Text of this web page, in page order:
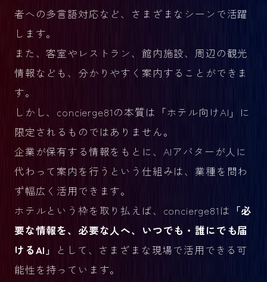
者への多言語対応など、さまざまなシーンで活躍
します。
また、客室やレストラン、館内施設、周辺の観光
情報なども、分かりやすく案内することができま
す。
しかし、concierge81の本質は「ホテル向けAI」に
限定されるものではありません。
企業が保有する情報をもとに、AIアバターが人に
代わって案内を行うという仕組みは、業種を問わ
ず幅広く活用できます。
ホテルという枠を取り払えば、concierge81は 「必
要な情報を、必要な人へ、いつでも・誰にでも届
けるAI」
として、さまざまな現場で活用できる可
能性を持っています。